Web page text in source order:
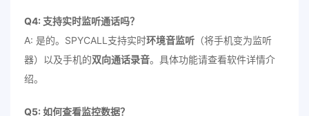
Q4: 支持实时监听通话吗？
A: 是的。SPYCALL支持实时环境音监听 （将手机变为监听
器）以及手机的双向通话录音。具体功能请查看软件详情介
绍。
Q5: 如何查看监控数据？